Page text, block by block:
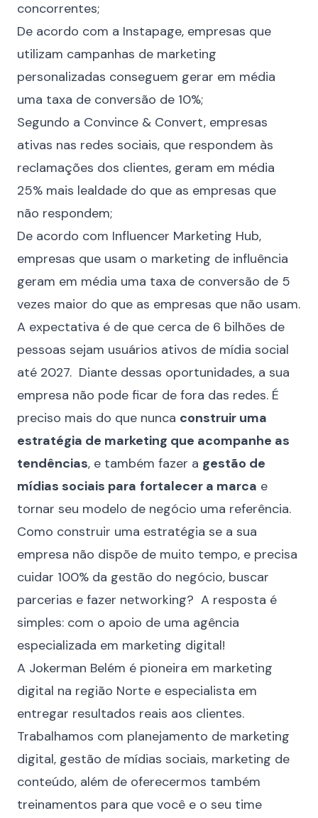
concorrentes;
De acordo com a Instapage, empresas que
utilizam campanhas de marketing
personalizadas conseguem gerar em média
uma taxa de conversão de 10%;
Segundo a Convince & Convert, empresas
ativas nas redes sociais, que respondem às
reclamações dos clientes, geram em média
25% mais lealdade do que as empresas que
não respondem;
De acordo com Influencer Marketing Hub,
empresas que usam o marketing de influência
geram em média uma taxa de conversão de 5
vezes maior do que as empresas que não usam.
A expectativa é de que cerca de 6 bilhões de
pessoas sejam usuários ativos de mídia social
até 2027. Diante dessas oportunidades, a sua
empresa não pode ficar de fora das redes. É
preciso mais do que nunca construir uma
estratégia de marketing que acompanhe as
tendências, e também fazer a gestão de
mídias sociais para fortalecer a marca e
tornar seu modelo de negócio uma referência.
Como construir uma estratégia se a sua
empresa não dispõe de muito tempo, e precisa
cuidar 100% da gestão do negócio, buscar
parcerias e fazer networking? A resposta é
simples: com o apoio de uma agência
especializada em marketing digital!
A Jokerman Belém é pioneira em marketing
digital na região Norte e especialista em
entregar resultados reais aos clientes.
Trabalhamos com planejamento de marketing
digital, gestão de mídias sociais, marketing de
conteúdo, além de oferecermos também
treinamentos para que você e o seu time